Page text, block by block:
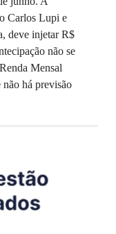
Carlos Lupi e
deve injetar R$
não se
Mensal
há previsão